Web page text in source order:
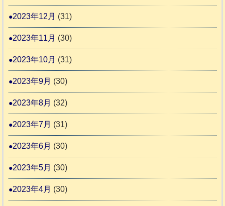
2023年12月 (31)
2023年11月 (30)
2023年10月 (31)
2023年9月 (30)
2023年8月 (32)
2023年7月 (31)
2023年6月 (30)
2023年5月 (30)
2023年4月 (30)